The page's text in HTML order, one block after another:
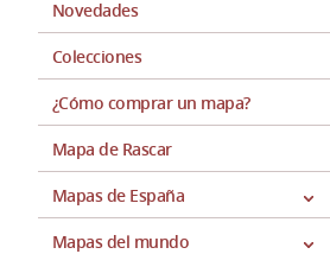
Novedades
Colecciones
¿Cómo comprar un mapa?
Mapa de Rascar
Mapas de España
Mapas del mundo